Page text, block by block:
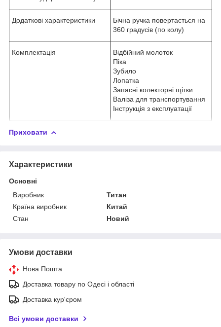
Додаткові характеристики
Бічна ручка повертається на
360 градусів (по колу)
Комплектація
Відбійний молоток
Піка
Зубило
Лопатка
Запасні колекторні щітки
Валіза для транспортування
Інструкція з експлуатації
Приховати
Характеристики
Основні
Виробник
Титан
Країна виробник
Китай
Стан
Новий
Умови доставки
Нова Пошта
Доставка товару по Одесі і області
Доставка кур'єром
Всі умови доставки